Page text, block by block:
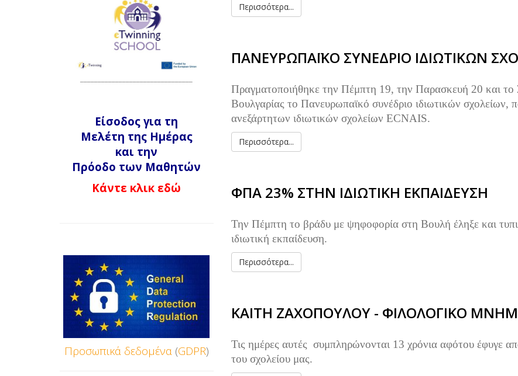
Είσοδος για τη
Μελέτη της Ημέρας
και την
Πρόοδο των Μαθητών
Κάντε κλικ εδώ
Προσωπικά δεδομένα (GDPR)
Περισσότερα...
ΠΑΝΕΥΡΩΠΑΪΚΟ ΣΥΝΕΔΡΙΟ ΙΔΙΩΤΙΚΩΝ
Πραγματοποιήθηκε την Πέμπτη 19, την Παρασκευή 20 και
Βουλγαρίας το Πανευρωπαϊκό συνέδριο ιδιωτικών
ανεξάρτητων ιδιωτικών σχολείων ECNAIS.
Περισσότερα...
ΦΠΑ 23% ΣΤΗΝ ΙΔΙΩΤΙΚΗ ΕΚΠΑΙΔΕΥΣΗ
Την Πέμπτη το βράδυ με ψηφοφορία στη Βουλή έληξε και
ιδιωτική εκπαίδευση.
Περισσότερα...
ΚΑΙΤΗ ΖΑΧΟΠΟΥΛΟΥ - ΦΙΛΟΛΟΓΙΚΟ
Τις ημέρες αυτές συμπληρώνονται 13 χρόνια αφότου έφυγε
του σχολείου μας.